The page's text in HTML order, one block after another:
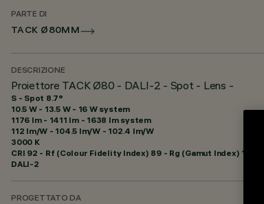
PARTE DI
TACK Ø80MM
DESCRIZIONE
Proiettore TACK Ø80 - DALI-2 - Spot - Lens -
S - Spot 8.7°
10.5 W - 13.5 W - 16 W system
1176 lm - 1411 lm - 1638 lm system
112 lm/W - 104.5 lm/W - 102.4 lm/W
3000 K
CRI 92 - Rf (Colour Fidelity Index) 89 - Rg (Gamut Index) 101
DALI-2
PROGETTATO DA